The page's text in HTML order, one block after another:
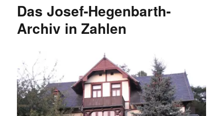
Das Josef-Hegenbarth-
Archiv in Zahlen